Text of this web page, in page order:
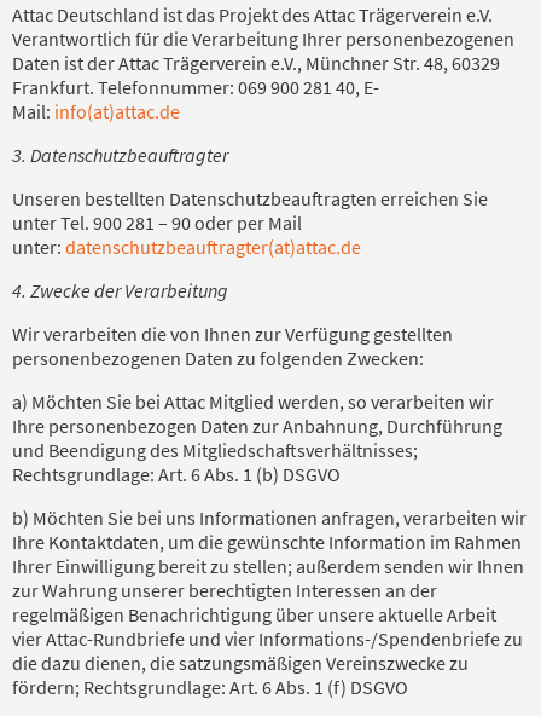
Attac Deutschland ist das Projekt des Attac Trägerverein e.V.
Verantwortlich für die Verarbeitung Ihrer personenbezogenen
Daten ist der Attac Trägerverein e.V., Münchner Str. 48, 60329
Frankfurt. Telefonnummer: 069 900 281 40, E-
Mail: info(at)attac.de
3. Datenschutzbeauftragter
Unseren bestellten Datenschutzbeauftragten erreichen Sie
unter Tel. 900 281 – 90 oder per Mail
unter: datenschutzbeauftragter(at)attac.de
4. Zwecke der Verarbeitung
Wir verarbeiten die von Ihnen zur Verfügung gestellten
personenbezogenen Daten zu folgenden Zwecken:
a) Möchten Sie bei Attac Mitglied werden, so verarbeiten wir
Ihre personenbezogen Daten zur Anbahnung, Durchführung
und Beendigung des Mitgliedschaftsverhältnisses;
Rechtsgrundlage: Art. 6 Abs. 1 (b) DSGVO
b) Möchten Sie bei uns Informationen anfragen, verarbeiten wir
Ihre Kontaktdaten, um die gewünschte Information im Rahmen
Ihrer Einwilligung bereit zu stellen; außerdem senden wir Ihnen
zur Wahrung unserer berechtigten Interessen an der
regelmäßigen Benachrichtigung über unsere aktuelle Arbeit
vier Attac-Rundbriefe und vier Informations-/Spendenbriefe zu
die dazu dienen, die satzungsmäßigen Vereinszwecke zu
fördern; Rechtsgrundlage: Art. 6 Abs. 1 (f) DSGVO